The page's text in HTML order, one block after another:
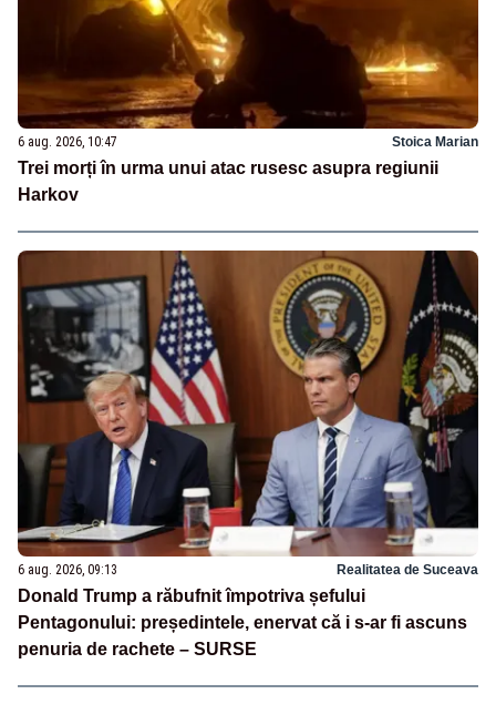
6 aug. 2026, 10:47 Stoica Marian
Trei morți în urma unui atac rusesc asupra regiunii
Harkov
6 aug. 2026, 09:13 Realitatea de Suceava
Donald Trump a răbufnit împotriva șefului
Pentagonului: președintele, enervat că i s-ar fi ascuns
penuria de rachete – SURSE